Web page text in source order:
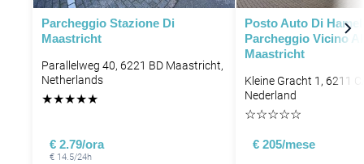
Parcheggio Stazione Di
Maastricht
Parallelweg 40, 6221 BD Maastricht,
Netherlands
★★★★★
€ 2.79/ora
€ 14.5/24h
Posto Auto Di
Parcheggio Vicino
Maastricht
Kleine Gracht 1, 6211
Nederland
☆☆☆☆☆
€ 205/mese